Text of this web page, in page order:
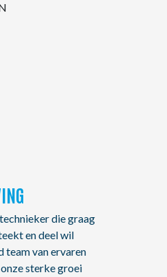
die graag
en deel wil
team van ervaren
sterke groei